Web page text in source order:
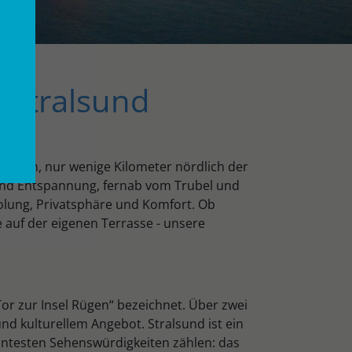
nur wenige Kilometer nördlich der
Entspannung, fernab vom Trubel und
Privatsphäre und Komfort. Ob
der eigenen Terrasse - unsere
zur Insel Rügen“ bezeichnet. Über zwei
kulturellem Angebot. Stralsund ist ein
Sehenswürdigkeiten zählen: das